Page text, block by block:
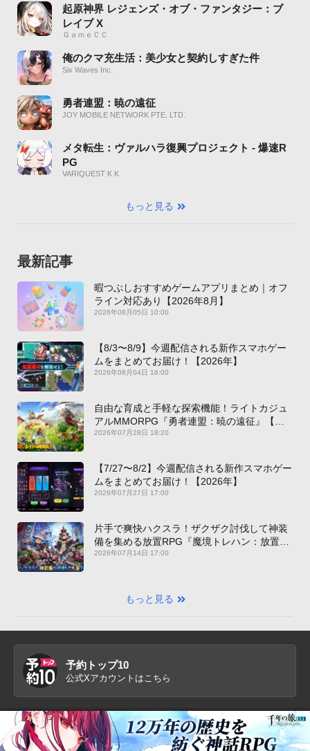
起原神界 レジェンズ・オブ・ファンタジー：ブ
レイブ X
ＧａｍｅＣＣ
俺のクマ充生活：美少女と契約しすぎた件
Six Waves Inc.
勇者連盟：暁の遠征
JOY MOBILE NETWORK PTE. LTD.
メタ転生：ヴァルハラ復興プロジェクト - 爆速R
PG
VARIQUEST K K
もっと見る
最新記事
暇つぶしおすすめゲームアプリまとめ｜オフ
ライン対応あり【2026年8月】
2026年08月05日 10:00
【8/3〜8/9】今週配信される新作スマホゲー
ムをまとめてお届け！【2026年】
2026年08月04日 16:00
自由な育成と手軽な探索機能！ライトカジュ
アルMMORPG『勇者連盟：暁の遠征』【最
新作PICKUP】
2026年07月28日 18:20
【7/27〜8/2】今週配信される新作スマホゲー
ムをまとめてお届け！【2026年】
2026年07月27日 17:00
片手で爽快ハクスラ！ザクザク討伐して神装
備を集める放置RPG『魔境トレハン：放置で
神装備』【最新作PICKUP】
2026年07月14日 17:00
もっと見る
予約トップ10
公式Xアカウントはこちら